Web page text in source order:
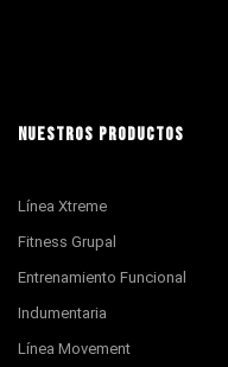
NUESTROS PRODUCTOS
Línea Xtreme
Fitness Grupal
Entrenamiento Funcional
Indumentaria
Línea Movement